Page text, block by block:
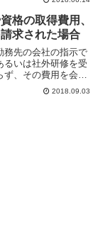
とを根...
格の取得費用、
求された場合
務先の会社の指示で
るいは社外研修を受
、その費用を会社
に具体的にどのよう
う点について解説し
2018.09.03